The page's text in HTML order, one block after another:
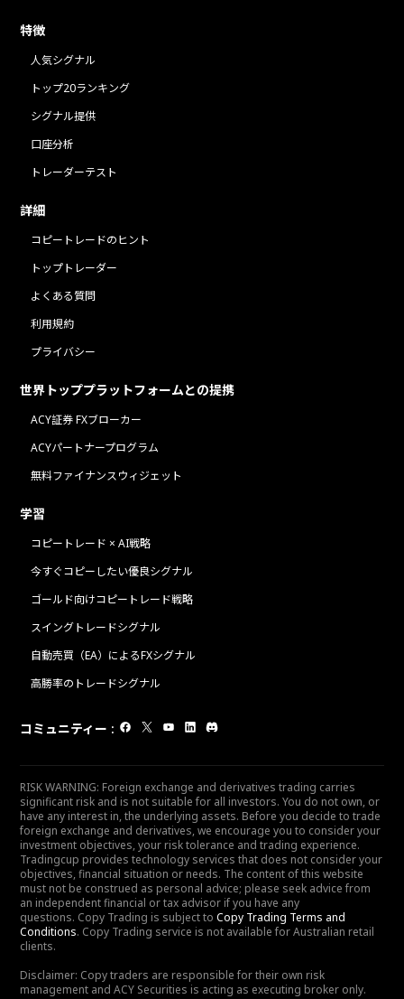
特徴
人気シグナル
トップ20ランキング
シグナル提供
口座分析
トレーダーテスト
詳細
コピートレードのヒント
トップトレーダー
よくある質問
利用規約
プライバシー
世界トッププラットフォームとの提携
ACY証券 FXブローカー
ACYパートナープログラム
無料ファイナンスウィジェット
学習
コピートレード × AI戦略
今すぐコピーしたい優良シグナル
ゴールド向けコピートレード戦略
スイングトレードシグナル
自動売買（EA）によるFXシグナル
高勝率のトレードシグナル
コミュニティー :
RISK WARNING: Foreign exchange and derivatives trading carries
significant risk and is not suitable for all investors. You do not own, or
have any interest in, the underlying assets. Before you decide to trade
foreign exchange and derivatives, we encourage you to consider your
investment objectives, your risk tolerance and trading experience.
Tradingcup provides technology services that does not consider your
objectives, financial situation or needs. The content of this website
must not be construed as personal advice; please seek advice from
an independent financial or tax advisor if you have any
questions. Copy Trading is subject to Copy Trading Terms and
Conditions. Copy Trading service is not available for Australian retail
clients.
Disclaimer: Copy traders are responsible for their own risk
management and ACY Securities is acting as executing broker only.